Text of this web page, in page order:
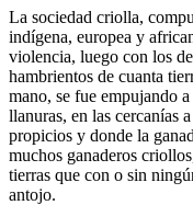
La sociedad criolla,
indígena, europea y
violencia, luego con los
hambrientos de cuanta
mano, se fue empujando
llanuras, en las cercanías
propicios y donde la
muchos ganaderos
tierras que con o sin
antojo.